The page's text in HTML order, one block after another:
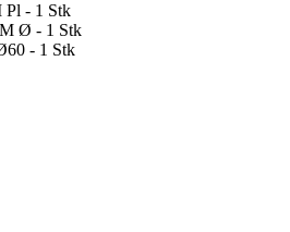
Pl - 1 Stk
Ø - 1 Stk
- 1 Stk